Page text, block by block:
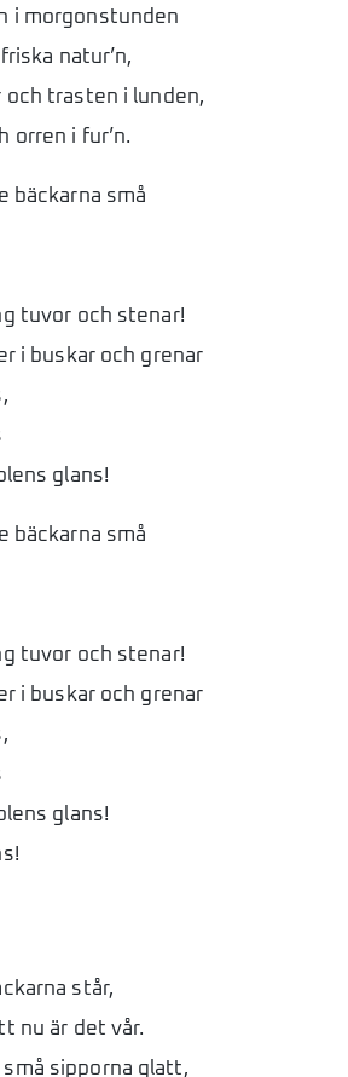
i morgonstunden
natur’n,
och trasten i lunden,
orren i fur’n.
bäckarna små
tuvor och stenar!
i buskar och grenar
glans!
bäckarna små
tuvor och stenar!
i buskar och grenar
glans!
står,
nu är det vår.
små sipporna glatt,